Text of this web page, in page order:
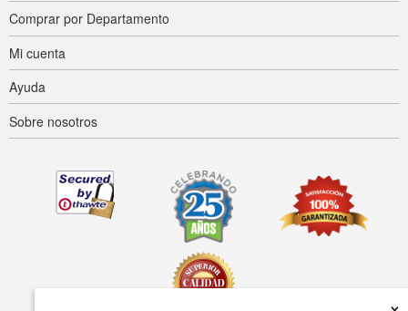
Comprar por Departamento
Mi cuenta
Ayuda
Sobre nosotros